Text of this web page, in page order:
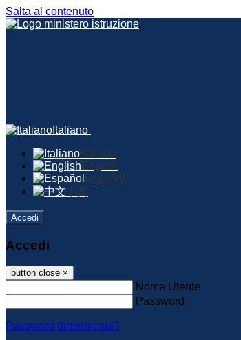
Salta al contenuto
Italiano
Italiano
English
Español
中文
Accedi
Accedi
button close ×
Nome Utente
Password
Password dimenticata?